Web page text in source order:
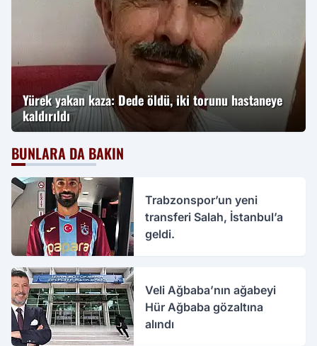
Yürek yakan kaza: Dede öldü, iki torunu hastaneye
kaldırıldı
BUNLARA DA BAKIN
Trabzonspor’un yeni
transferi Salah, İstanbul’a
geldi.
Veli Ağbaba’nın ağabeyi
Hür Ağbaba gözaltına
alındı